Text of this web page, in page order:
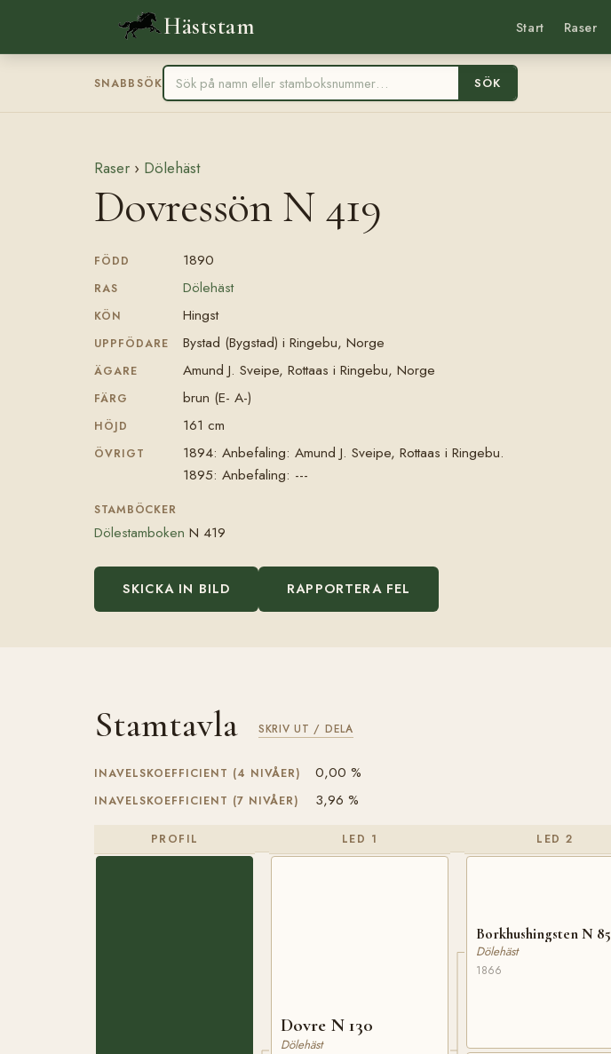
Häststam Start Raser
SNABBSÖK SÖK
Raser › Dölehäst
Dovressön N 419
FÖDD 1890
RAS Dölehäst
KÖN Hingst
UPPFÖDARE Bystad (Bygstad) i Ringebu, Norge
ÄGARE Amund J. Sveipe, Rottaas i Ringebu, Norge
FÄRG brun (E- A-)
HÖJD 161 cm
ÖVRIGT
1894: Anbefaling: Amund J. Sveipe, Rottaas i Ringebu.
1895: Anbefaling: ---
STAMBÖCKER
Dölestamboken N 419
SKICKA IN BILD RAPPORTERA FEL
Stamtavla SKRIV UT / DELA
INAVELSKOEFFICIENT (4 NIVÅER) 0,00 %
INAVELSKOEFFICIENT (7 NIVÅER) 3,96 %
PROFIL LED 1
Dovre N 130
Dölehäst
LED 2
Borkhushingsten N 85
Dölehäst
1866